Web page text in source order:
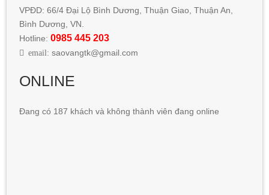
VPĐD: 66/4 Đại Lộ Bình Dương, Thuận Giao, Thuận An,
Bình Dương, VN.
Hotline: 0985 445 203
email: saovangtk@gmail.com
ONLINE
Đang có 187 khách và không thành viên đang online